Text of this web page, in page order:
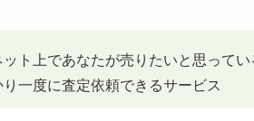
ット上であなたが売りたいと思って
一度に査定依頼できるサービス